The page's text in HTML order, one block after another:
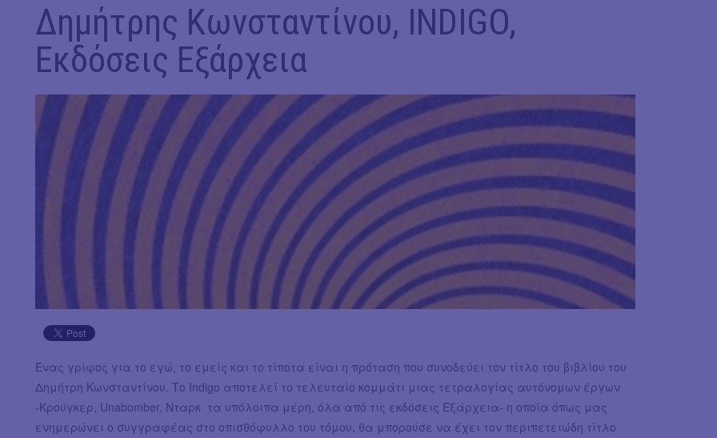
Δημήτρης Κωνσταντίνου, INDIGO,
Εκδόσεις Εξάρχεια
Ένας γρίφος για το εγώ, το εμείς και το τίποτα είναι η πρόταση που συνοδεύει τον τίτλο του βιβλίου του
Δημήτρη Κωνσταντίνου. Το Indigo αποτελεί το τελευταίο κομμάτι μιας τετραλογίας αυτόνομων έργων
-Κρούγκερ, Unabomber, Νταρκ τα υπόλοιπα μέρη, όλα από τις εκδόσεις Εξάρχεια- η οποία όπως μας
ενημερώνει ο συγγραφέας στο οπισθόφυλλο του τόμου, θα μπορούσε να έχει τον περιπετειώδη τίτλο